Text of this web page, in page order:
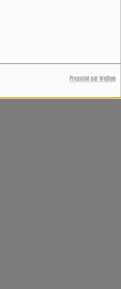
Propulsé par Orejime